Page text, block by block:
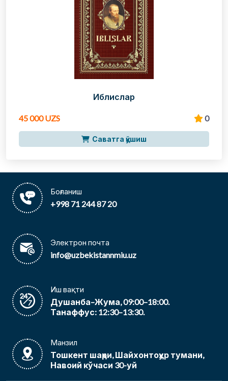
Иблислар
45 000 UZS 0
Саватга қўшиш
Боғланиш
+998 71 244 87 20
Электрон почта
info@uzbekistannmiu.uz
Иш вақти
Душанба–Жума, 09:00–18:00.
Танаффус: 12:30–13:30.
Манзил
Тошкент шаҳри, Шайхонтоҳур тумани,
Навоий кўчаси 30-уй